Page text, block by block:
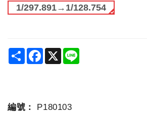
1/297.891→1/128.754
ShareFacebook
X
編號：
P180103